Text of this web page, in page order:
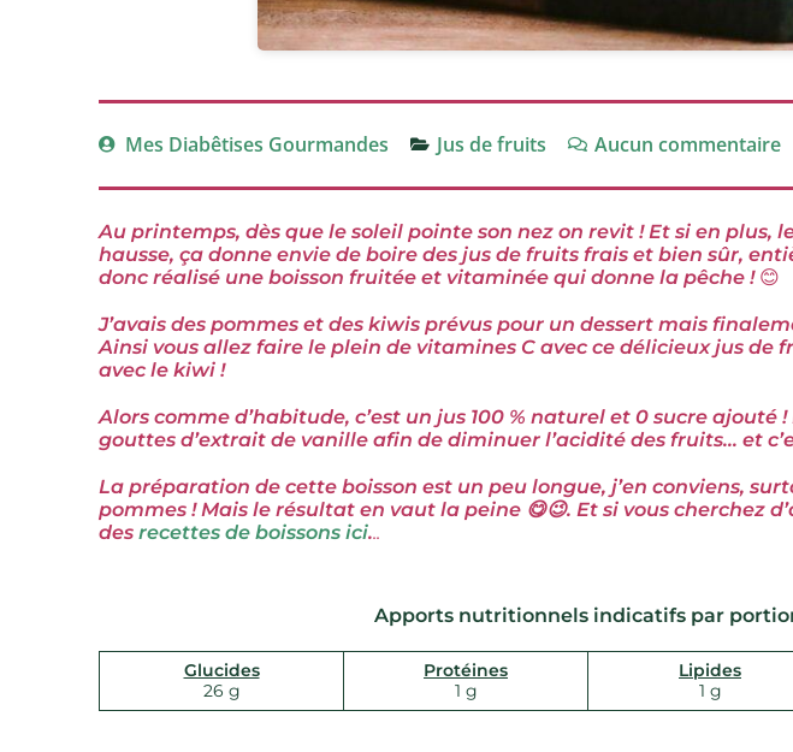
Mes Diabêtises Gourmandes Jus de fruits Aucun commentaire
Au printemps, dès que le soleil pointe son nez on revit ! Et si en plus,
hausse, ça donne envie de boire des jus de fruits frais et bien sûr,
donc réalisé une boisson fruitée et vitaminée qui donne la pêche !😊
J’avais des pommes et des kiwis prévus pour un dessert mais
Ainsi vous allez faire le plein de vitamines C avec ce délicieux jus de
avec le kiwi !
Alors comme d’habitude, c’est un jus 100 % naturel et 0 sucre ajouté
gouttes d’extrait de vanille afin de diminuer l’acidité des fruits… et
La préparation de cette boisson est un peu longue, j’en conviens,
pommes ! Mais le résultat en vaut la peine 😋😉. Et si vous cherchez
des recettes de boissons ici...
Apports nutritionnels indicatifs par
Glucides
26 g
Protéines
1 g
Lipides
1 g